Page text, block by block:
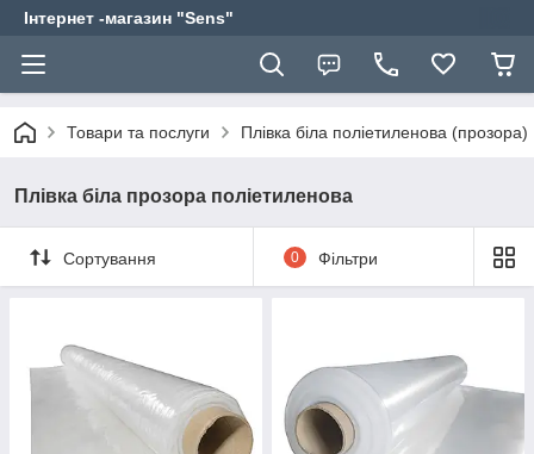
Інтернет -магазин "Sens"
Товари та послуги Плівка біла поліетиленова (прозора)
Плівка біла прозора поліетиленова
Сортування 0 Фільтри